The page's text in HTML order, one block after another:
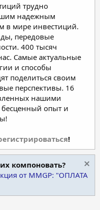
трудно
надежным
в мире инвестиций.
передовые
400 тысяч
Самые актуальные
и способы
поделиться своим
перспективы. 16
нашими
бесценный опыт и
!
компоновать?
от MMGP: "ОПЛАТА